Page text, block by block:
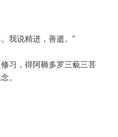
我说精进，善逝。”
习，得阿耨多罗三藐三菩
。